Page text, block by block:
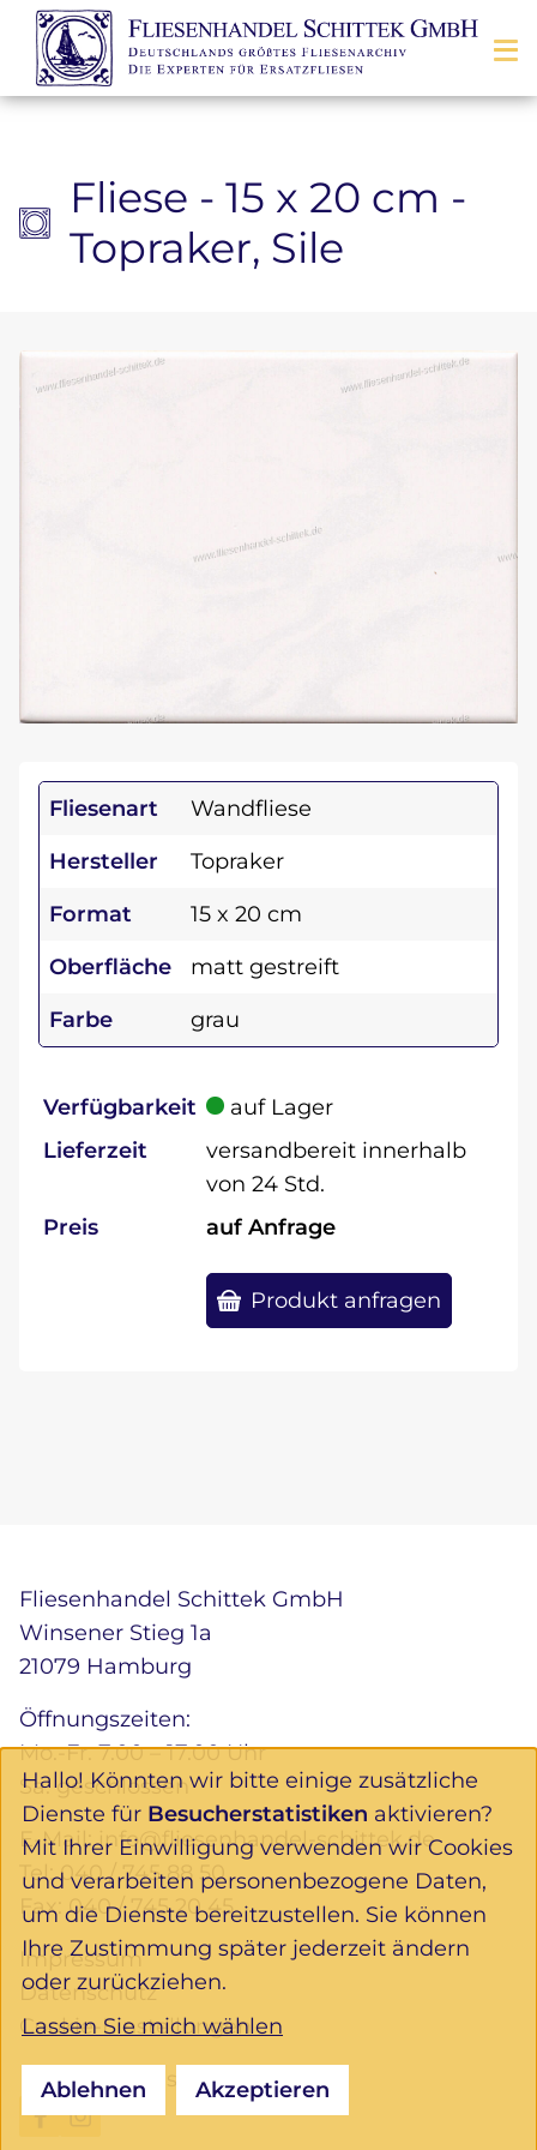
Zum Inhalt springen
Fliese - 15 x 20 cm -
Topraker, Sile
Fliesenart
Wandfliese
Hersteller
Topraker
Format
15 x 20 cm
Oberfläche
matt gestreift
Farbe
grau
Verfügbarkeit
auf Lager
Lieferzeit
versandbereit innerhalb
von 24 Std.
Preis
auf Anfrage
Produkt anfragen
Fliesenhandel Schittek GmbH
Winsener Stieg 1a
21079 Hamburg
Öffnungszeiten:
Mo.-Fr. 7.00 – 17.00 Uhr
Sa. geschlossen
E-Mail:info@fliesenhandel-schittek.de
Tel:040 / 745 88 50
Fax: 040 / 745 20 45
Impressum
Datenschutz
Cookie-Einstellungen
Folgen Sie uns:
Hallo! Könnten wir bitte einige zusätzliche
Dienste für Besucherstatistiken aktivieren?
Mit Ihrer Einwilligung verwenden wir Cookies
und verarbeiten personenbezogene Daten,
um die Dienste bereitzustellen. Sie können
Ihre Zustimmung später jederzeit ändern
oder zurückziehen.
Lassen Sie mich wählen
Ablehnen Akzeptieren